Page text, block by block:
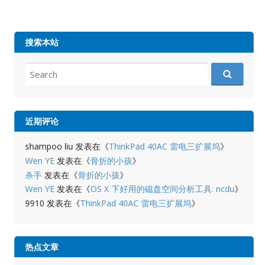
搜索本站
for:
近期评论
shampoo liu 发表在《ThinkPad 40AC 雷电三扩展坞》
Wen YE发表在《骨折的小孩》
杀手发表在《骨折的小孩》
Wen YE发表在《OS X 下好用的磁盘空间分析工具: ncdu》
9910 发表在《ThinkPad 40AC 雷电三扩展坞》
热点文章